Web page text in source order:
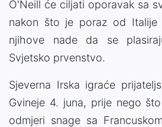
O'Neill će ciljati oporavak sa
nakon što je poraz od Italije
njihove nade da se
Svjetsko prvenstvo.
Sjeverna Irska igraće
Gvineje 4. juna, prije nego
odmjeri snage sa